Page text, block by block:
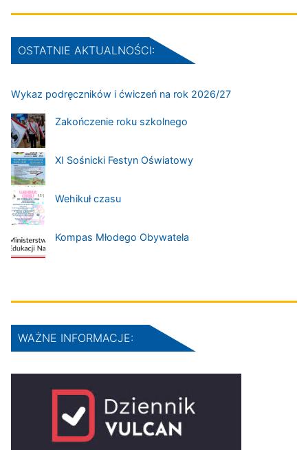
OSTATNIE AKTUALNOŚCI:
Wykaz podręczników i ćwiczeń na rok 2026/27
Zakończenie roku szkolnego
XI Sośnicki Festyn Oświatowy
Wehikuł czasu
Kompas Młodego Obywatela
WAŻNE INFORMACJE: